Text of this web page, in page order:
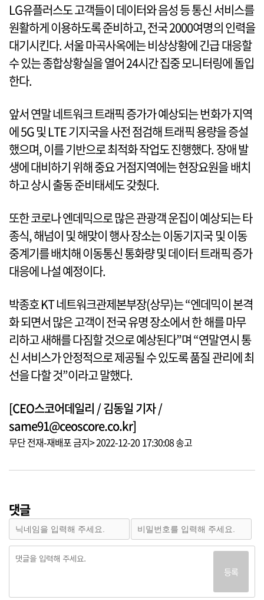
LG유플러스도 고객들이 데이터와 음성 등 통신 서비스를
원활하게 이용하도록 준비하고, 전국 2000여명의 인력을
대기시킨다. 서울 마곡사옥에는 비상상황에 긴급 대응할
수 있는 종합상황실을 열어 24시간 집중 모니터링에 돌입
한다.
앞서 연말 네트워크 트래픽 증가가 예상되는 번화가 지역
에 5G 및 LTE 기지국을 사전 점검해 트래픽 용량을 증설
했으며, 이를 기반으로 최적화 작업도 진행했다. 장애 발
생에 대비하기 위해 중요 거점지역에는 현장요원을 배치
하고 상시 출동 준비태세도 갖췄다.
또한 코로나 엔데믹으로 많은 관광객 운집이 예상되는 타
종식, 해넘이 및 해맞이 행사 장소는 이동기지국 및 이동
중계기를 배치해 이동통신 통화량 및 데이터 트래픽 증가
대응에 나설 예정이다.
박종호 KT 네트워크관제본부장(상무)는 “엔데믹이 본격
화 되면서 많은 고객이 전국 유명 장소에서 한 해를 마무
리하고 새해를 다짐할 것으로 예상된다”며 “연말연시 통
신 서비스가 안정적으로 제공될 수 있도록 품질 관리에 최
선을 다할 것”이라고 말했다.
[CEO스코어데일리 / 김동일 기자 /
same91@ceoscore.co.kr]
무단 전재-재배포 금지> 2022-12-20 17:30:08 송고
댓글
등록